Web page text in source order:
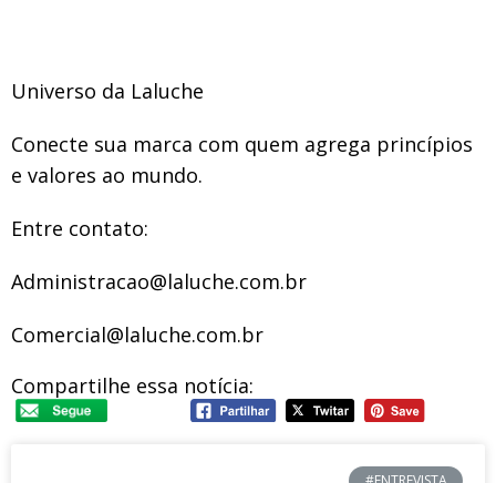
Universo da Laluche
Conecte sua marca com quem agrega princípios
e valores ao mundo.
Entre contato:
Administracao@laluche.com.br
Comercial@laluche.com.br
Compartilhe essa notícia: